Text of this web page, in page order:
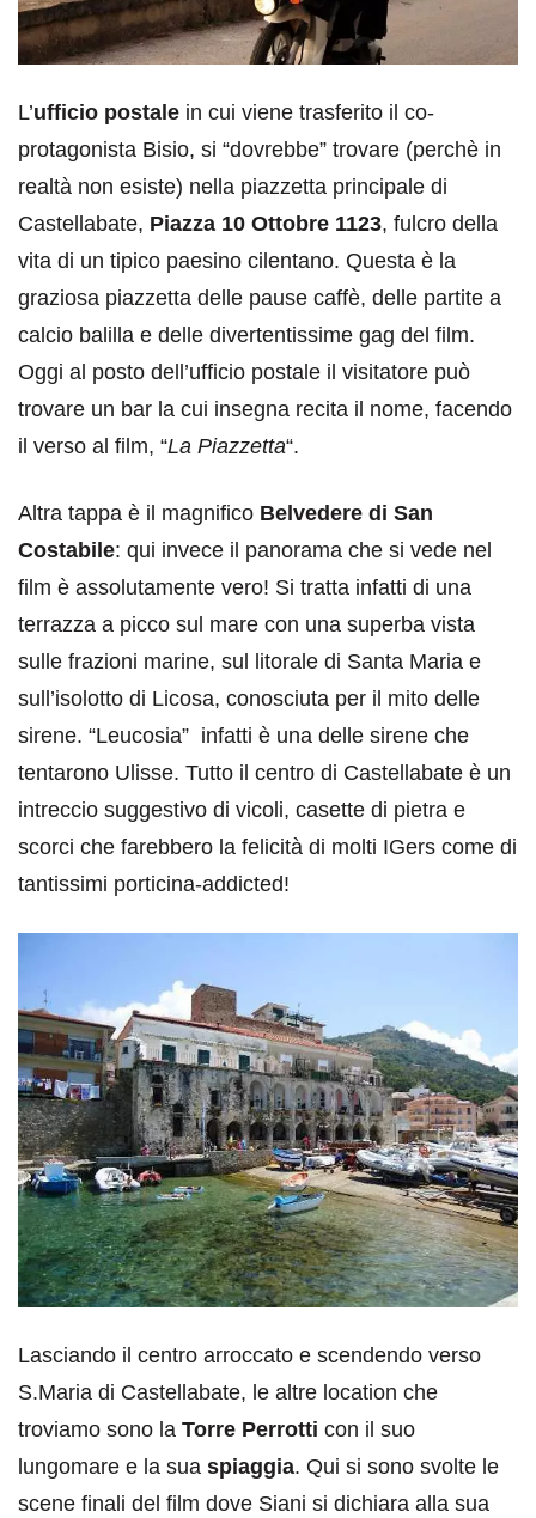
L’ufficio postale in cui viene trasferito il co-
protagonista Bisio, si “dovrebbe” trovare (perchè in
realtà non esiste) nella piazzetta principale di
Castellabate, Piazza 10 Ottobre 1123, fulcro della
vita di un tipico paesino cilentano. Questa è la
graziosa piazzetta delle pause caffè, delle partite a
calcio balilla e delle divertentissime gag del film.
Oggi al posto dell’ufficio postale il visitatore può
trovare un bar la cui insegna recita il nome, facendo
il verso al film, “La Piazzetta“.
Altra tappa è il magnifico Belvedere di San
Costabile: qui invece il panorama che si vede nel
film è assolutamente vero! Si tratta infatti di una
terrazza a picco sul mare con una superba vista
sulle frazioni marine, sul litorale di Santa Maria e
sull’isolotto di Licosa, conosciuta per il mito delle
sirene. “Leucosia” infatti è una delle sirene che
tentarono Ulisse. Tutto il centro di Castellabate è un
intreccio suggestivo di vicoli, casette di pietra e
scorci che farebbero la felicità di molti IGers come di
tantissimi porticina-addicted!
Lasciando il centro arroccato e scendendo verso
S.Maria di Castellabate, le altre location che
troviamo sono la Torre Perrotti con il suo
lungomare e la sua spiaggia. Qui si sono svolte le
scene finali del film dove Siani si dichiara alla sua